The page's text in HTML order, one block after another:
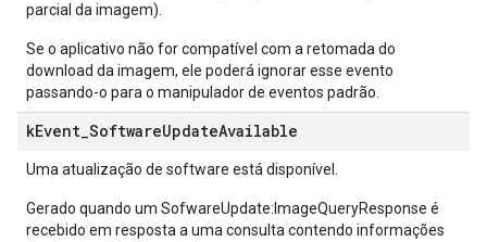
parcial da imagem).
Se o aplicativo não for compatível com a retomada do
download da imagem, ele poderá ignorar esse evento
passando-o para o manipulador de eventos padrão.
kEvent SoftwareUpdateAvailable
Uma atualização de software está disponível.
Gerado quando um SofwareUpdate:ImageQueryResponse é
recebido em resposta a uma consulta contendo informações